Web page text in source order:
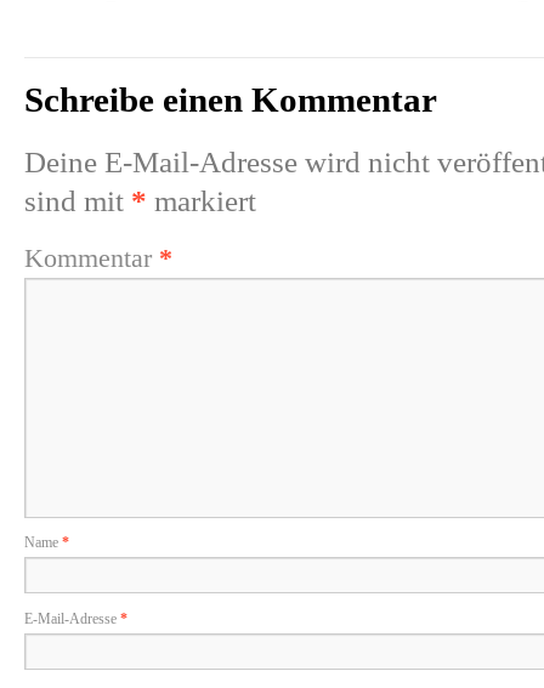
Schreibe einen Kommentar
Deine E-Mail-Adresse wird nicht
sind mit * markiert
Kommentar *
Name *
E-Mail-Adresse *